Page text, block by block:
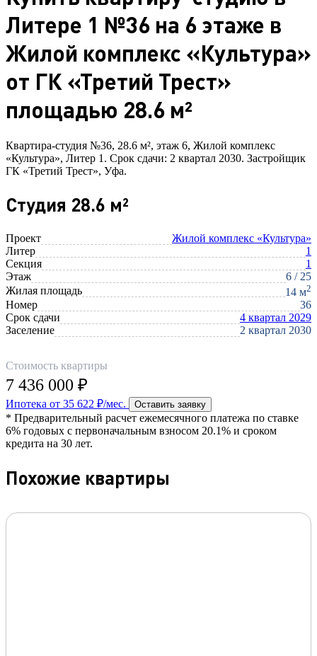
Литере 1 №36 на 6 этаже в
Жилой комплекс «Культура»
от ГК «Третий Трест»
площадью 28.6 м²
Квартира-студия №36, 28.6 м², этаж 6, Жилой комплекс
«Культура», Литер 1. Срок сдачи: 2 квартал 2030. Застройщик
ГК «Третий Трест», Уфа.
Студия 28.6 м²
Проект
Жилой комплекс «Культура»
Литер
1
Секция
1
Этаж
6 / 25
Жилая площадь
14 м2
Номер
36
Срок сдачи
4 квартал 2029
Заселение
2 квартал 2030
Стоимость квартиры
7 436 000 ₽
Ипотека от 35 622 ₽/мес. Оставить заявку
* Предварительный расчет ежемесячного платежа по ставке
6% годовых с первоначальным взносом 20.1% и сроком
кредита на 30 лет.
Похожие квартиры